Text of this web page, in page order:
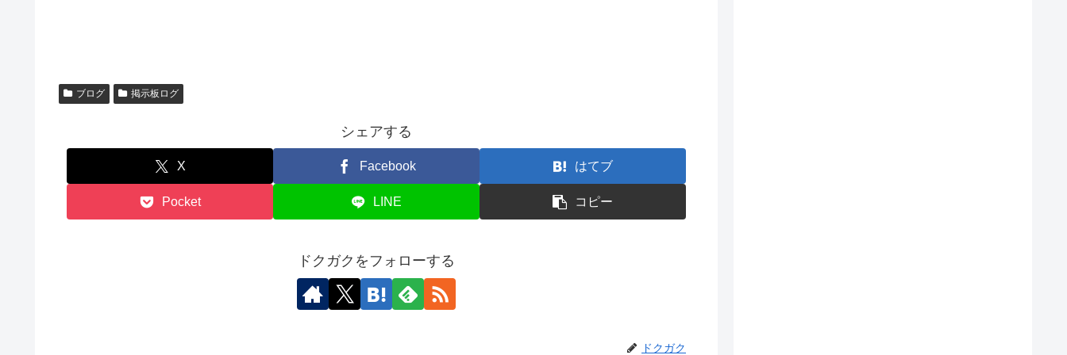
ブログ 掲示板ログ
シェアする
X Facebook はてブ
Pocket LINE コピー
ドクガクをフォローする
ドクガク